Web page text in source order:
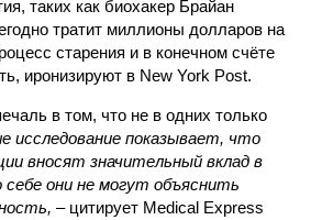
таких как биохакер Брайан
тратит миллионы долларов на
старения и в конечном счёте
иронизируют в New York Post.
в том, что не в одних только
исследование показывает, что
вносят значительный вклад в
себе они не могут объяснить
–цитирует Medical Express